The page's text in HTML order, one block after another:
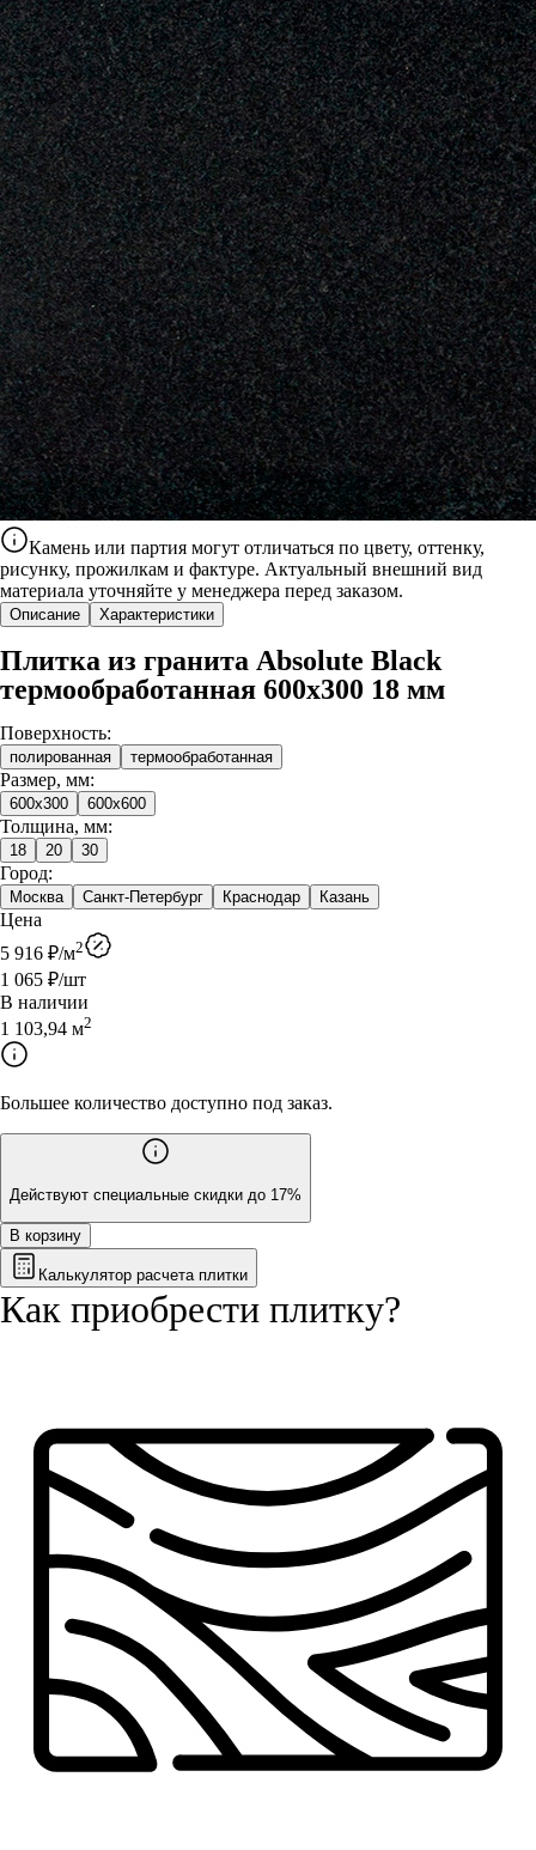
Камень или партия могут отличаться по цвету, оттенку,
рисунку, прожилкам и фактуре. Актуальный внешний вид
материала уточняйте у менеджера перед заказом.
Описание Характеристики
Плитка из гранита Absolute Black
термообработанная 600x300 18 мм
Поверхность:
полированная термообработанная
Размер, мм:
600x300 600x600
Толщина, мм:
18 20 30
Город:
Москва Санкт-Петербург Краснодар Казань
Цена
5 916 ₽/м2
1 065 ₽/шт
В наличии
1 103,94 м2
Большее количество доступно под заказ.
Действуют специальные скидки до 17%
В корзину
Калькулятор расчета плитки
Как приобрести плитку?